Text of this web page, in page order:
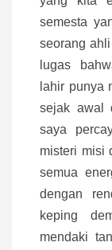
semesta
seorang ahli
lugas
lahir punya
sejak awal
saya
misteri misi
semua
dengan
keping
mendaki